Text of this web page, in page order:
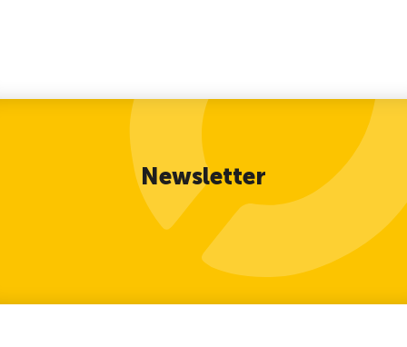
Newsletter